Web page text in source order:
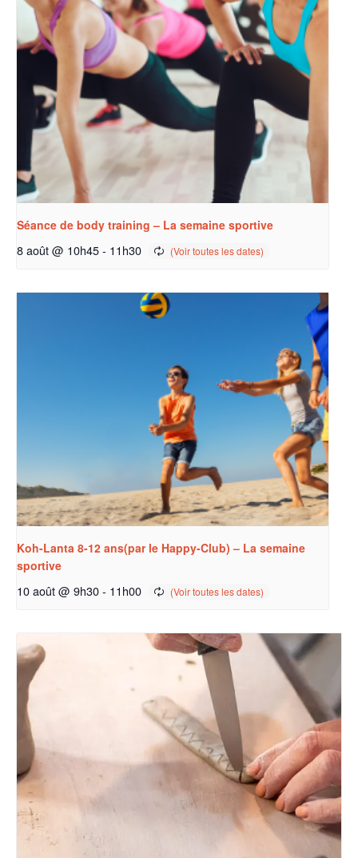
Séance de body training – La semaine sportive
8 août @ 10h45- 11h30
Koh-Lanta 8-12 ans(par le Happy-Club) – La semaine
sportive
10 août @ 9h30- 11h00